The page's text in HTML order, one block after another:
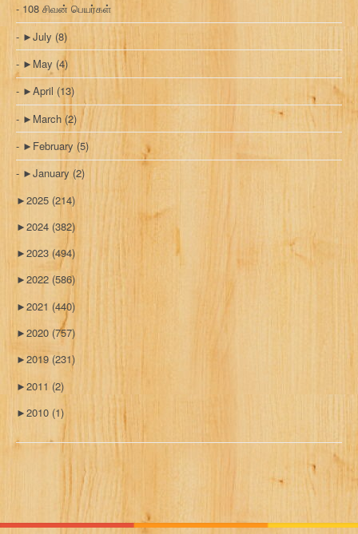
108 சிவன் பெயர்கள்
►July (8)
► May (4)
►April (13)
► March (2)
► February (5)
►January (2)
►2025 (214)
►2024 (382)
►2023 (494)
►2022 (586)
►2021 (440)
►2020 (757)
►2019 (231)
►2011 (2)
►2010 (1)